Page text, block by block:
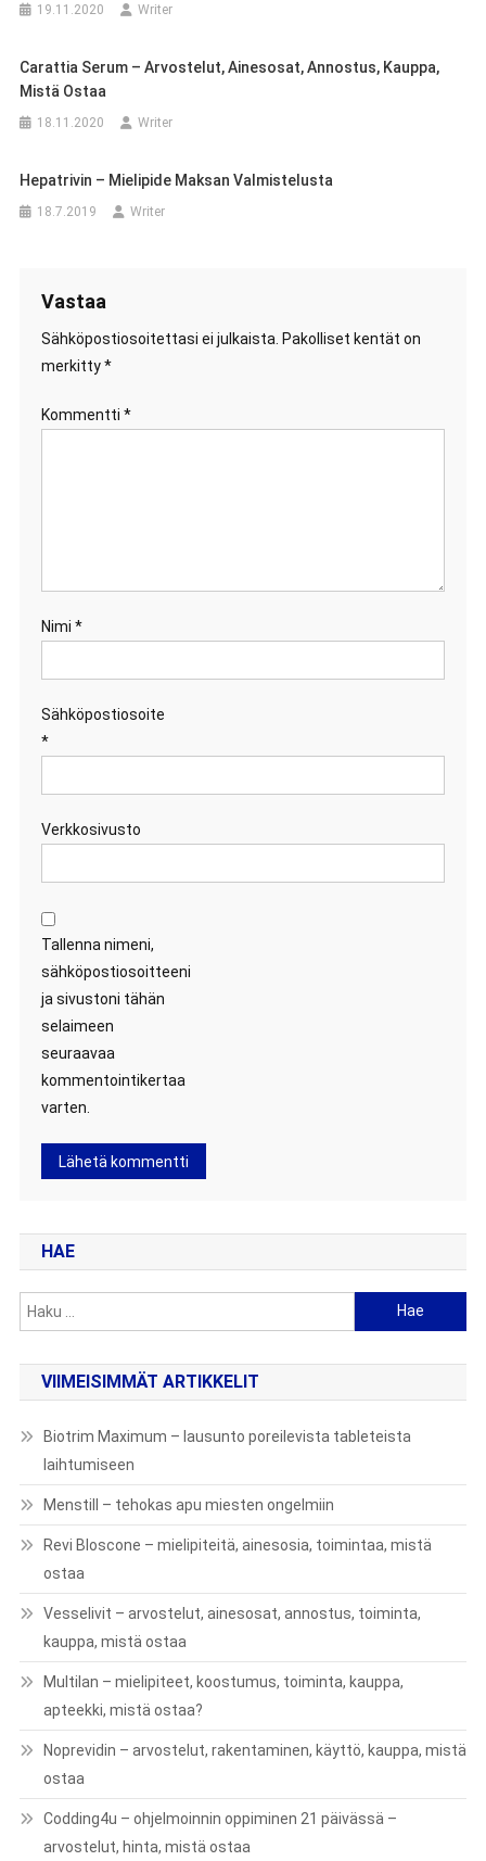
19.11.2020 Writer
Carattia Serum – Arvostelut, Ainesosat, Annostus, Kauppa,
Mistä Ostaa
18.11.2020 Writer
Hepatrivin – Mielipide Maksan Valmistelusta
18.7.2019 Writer
Vastaa
Sähköpostiosoitettasi ei julkaista. Pakolliset kentät on
merkitty*
Kommentti *
Nimi *
Sähköpostiosoite
*
Verkkosivusto
Tallenna nimeni,
sähköpostiosoitteeni
ja sivustoni tähän
selaimeen
seuraavaa
kommentointikertaa
varten.
HAE
VIIMEISIMMÄT ARTIKKELIT
Biotrim Maximum – lausunto poreilevista tableteista
laihtumiseen
Menstill – tehokas apu miesten ongelmiin
Revi Bloscone – mielipiteitä, ainesosia, toimintaa, mistä
ostaa
Vesselivit – arvostelut, ainesosat, annostus, toiminta,
kauppa, mistä ostaa
Multilan – mielipiteet, koostumus, toiminta, kauppa,
apteekki, mistä ostaa?
Noprevidin – arvostelut, rakentaminen, käyttö, kauppa, mistä
ostaa
Codding4u – ohjelmoinnin oppiminen 21 päivässä –
arvostelut, hinta, mistä ostaa